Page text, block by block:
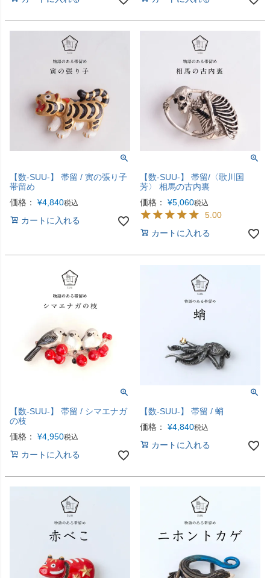
【数-SUU-】 帯留 / 寅の張り子
帯留め
価格：
¥4,840税込
カートに入れる
【数-SUU-】 帯留/〈歌川国
芳〉 相馬の古内裏
価格：
¥5,060税込
5.00
カートに入れる
【数-SUU-】 帯留 / シマエナガ
の枝
価格：
¥4,950税込
カートに入れる
【数-SUU-】 帯留 / 蛸
価格：
¥4,840税込
カートに入れる